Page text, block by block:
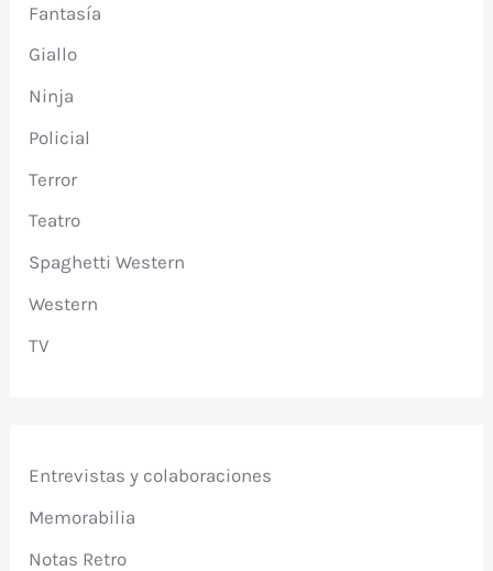
Fantasía
Giallo
Ninja
Policial
Terror
Teatro
Spaghetti Western
Western
TV
Entrevistas y colaboraciones
Memorabilia
Notas Retro